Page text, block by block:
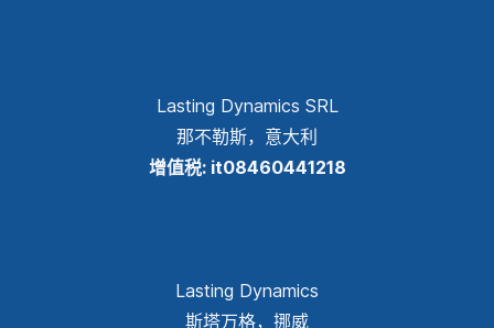
Lasting Dynamics SRL
那不勒斯，意大利
增值税: it08460441218
Lasting Dynamics
斯塔万格，挪威